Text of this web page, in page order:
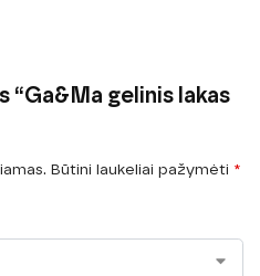
“Ga&Ma gelinis lakas
Būtini laukeliai pažymėti *